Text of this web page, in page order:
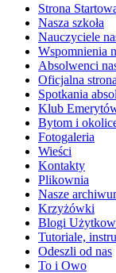
Strona
Nasza szkoła
Nauczyciele
Wspomnienia
Absolwenci
Oficjalna
Spotkania
Klub
Bytom i
Fotogaleria
Wieści
Kontakty
Plikownia
Nasze
Krzyżówki
Blogi
Tutoriale,
Odeszli od nas
To i Owo